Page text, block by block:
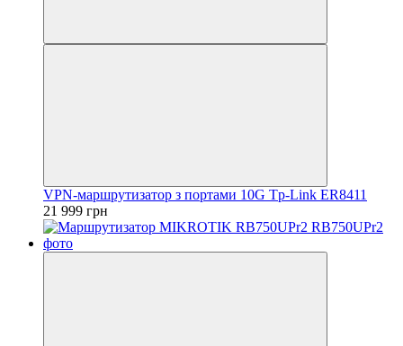
VРN-маршрутизатор з портами 10G Tp-Link ER8411
21 999 грн